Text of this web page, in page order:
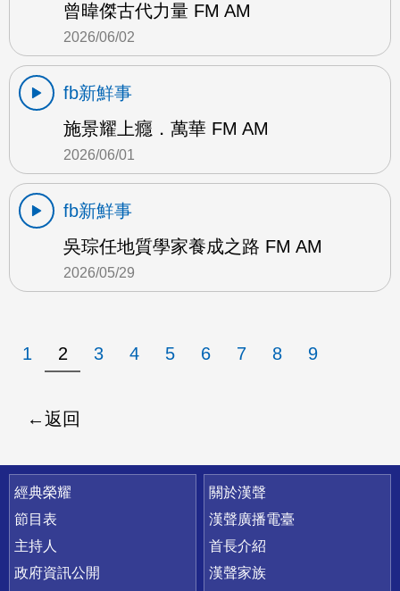
曾暐傑古代力量 FM AM
2026/06/02
fb新鮮事
施景耀上癮．萬華 FM AM
2026/06/01
fb新鮮事
吳琮任地質學家養成之路 FM AM
2026/05/29
1 2 3 4 5 6 7 8 9
返回
快速連結
經典榮耀
節目表
主持人
政府資訊公開
關於漢聲
漢聲廣播電臺
首長介紹
漢聲家族